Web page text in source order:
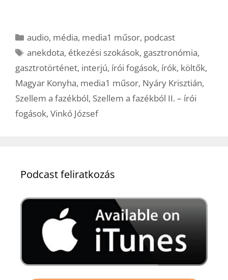
Kategória
audio, média, media1 műsor, podcast
Címkék
anekdota, étkezési szokások, gasztronómia,
gasztrotörténet, interjú, írói fogások, írók, költők,
Magyar Konyha, media1 műsor, Nyáry Krisztián,
Szellem a fazékból, Szellem a fazékból II. – írói
fogások, Vinkó József
Podcast feliratkozás